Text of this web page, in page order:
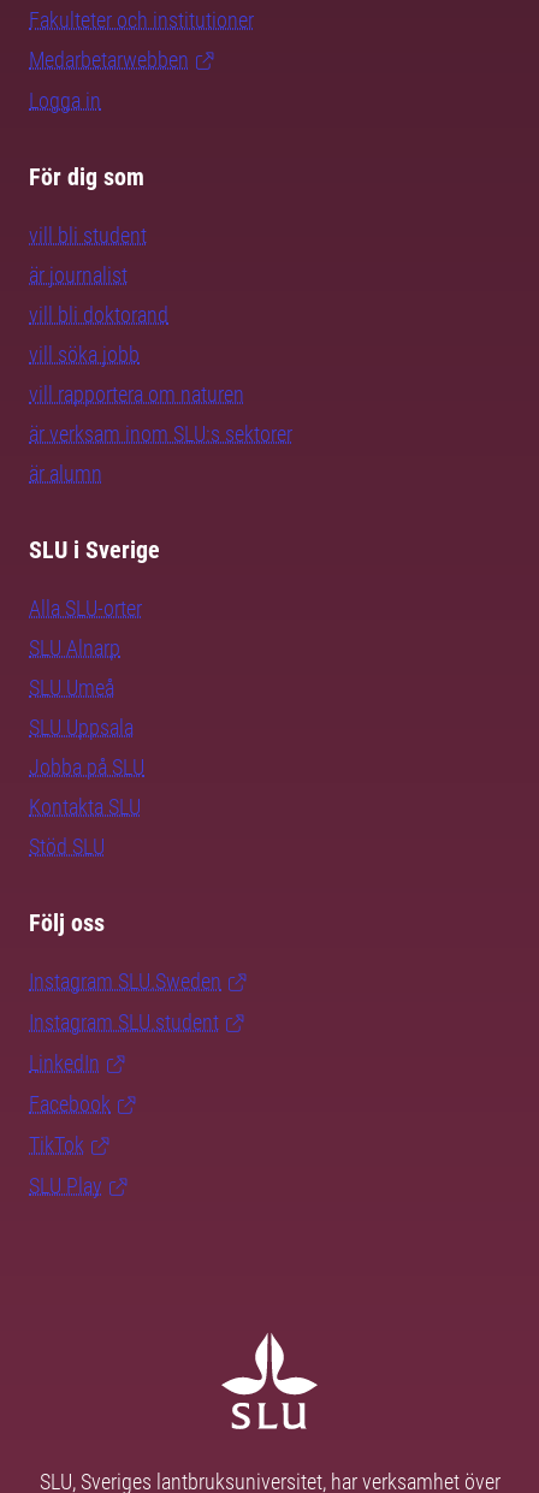
Fakulteter och institutioner
Medarbetarwebben
Logga in
För dig som
vill bli student
är journalist
vill bli doktorand
vill söka jobb
vill rapportera om naturen
är verksam inom SLU:s sektorer
är alumn
SLU i Sverige
Alla SLU-orter
SLU Alnarp
SLU Umeå
SLU Uppsala
Jobba på SLU
Kontakta SLU
Stöd SLU
Följ oss
Instagram SLU.Sweden
Instagram SLU.student
LinkedIn
Facebook
TikTok
SLU Play
SLU, Sveriges lantbruksuniversitet, har verksamhet över